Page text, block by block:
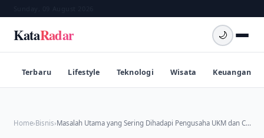
KataRadar 🌙
Terbaru Lifestyle Teknologi Wisata Keuangan
Home›Bisnis›Masalah Utama yang Sering Dihadapi Pengusaha UKM dan C…